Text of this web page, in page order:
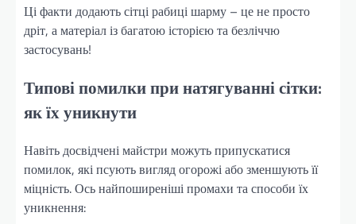
Ці факти додають сітці рабиці шарму – це не просто
дріт, а матеріал із багатою історією та безліччю
застосувань!
Типові помилки при натягуванні сітки:
як їх уникнути
Навіть досвідчені майстри можуть припускатися
помилок, які псують вигляд огорожі або зменшують її
міцність. Ось найпоширеніші промахи та способи їх
уникнення: